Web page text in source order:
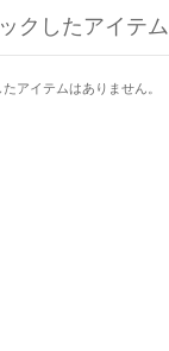
クしたアイテム
アイテムはありません。